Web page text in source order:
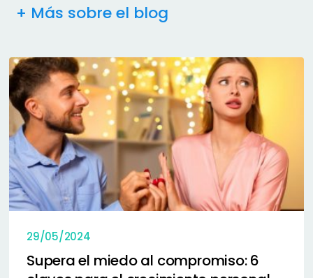
+ Más sobre el blog
29/05/2024
Supera el miedo al compromiso: 6